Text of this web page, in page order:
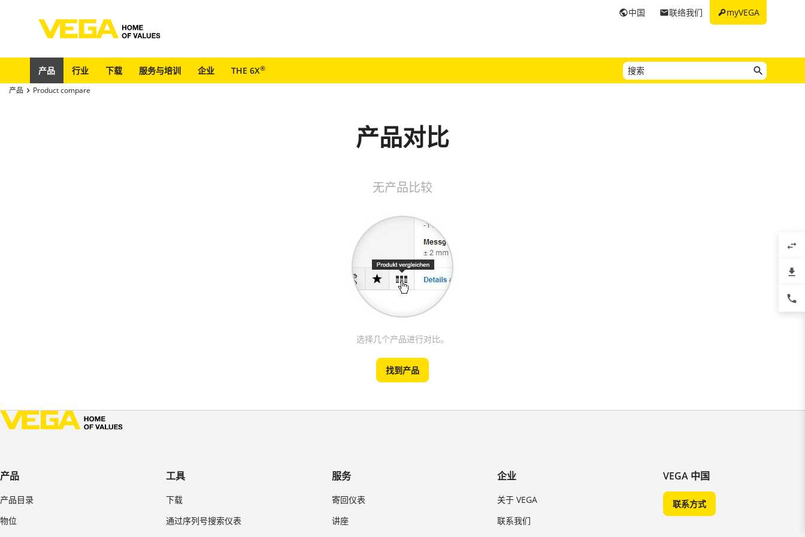
keymyVEGA
email联络我们
public中国
产品 行业 下载 服务与培训 企业 THE 6X®
产品 Product compare
产品对比
无产品比较
选择几个产品进行对比。
找到产品
产品
产品目录
物位
工具
下载
通过序列号搜索仪表
服务
寄回仪表
讲座
企业
关于 VEGA
联系我们
VEGA 中国
联系方式
swap_horiz
file_download
phone